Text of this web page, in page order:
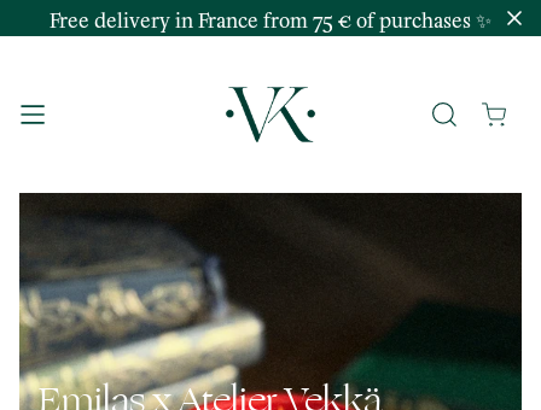
Free delivery in France from 75 € of purchases ✨